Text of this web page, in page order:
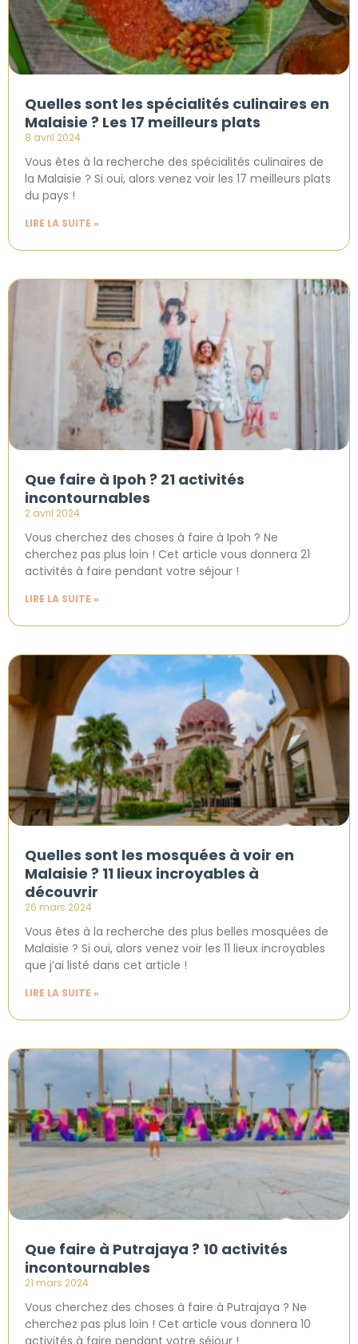
Quelles sont les spécialités culinaires en
Malaisie ? Les 17 meilleurs plats
8 avril 2024
Vous êtes à la recherche des spécialités culinaires de
la Malaisie ? Si oui, alors venez voir les 17 meilleurs plats
du pays !
LIRE LA SUITE »
Que faire à Ipoh ? 21 activités
incontournables
2 avril 2024
Vous cherchez des choses à faire à Ipoh ? Ne
cherchez pas plus loin ! Cet article vous donnera 21
activités à faire pendant votre séjour !
LIRE LA SUITE »
Quelles sont les mosquées à voir en
Malaisie ? 11 lieux incroyables à
découvrir
26 mars 2024
Vous êtes à la recherche des plus belles mosquées de
Malaisie ? Si oui, alors venez voir les 11 lieux incroyables
que j’ai listé dans cet article !
LIRE LA SUITE »
Que faire à Putrajaya ? 10 activités
incontournables
21 mars 2024
Vous cherchez des choses à faire à Putrajaya ? Ne
cherchez pas plus loin ! Cet article vous donnera 10
activités à faire pendant votre séjour !